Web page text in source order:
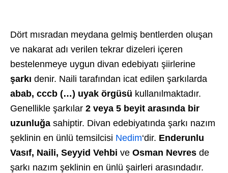
Dört mısradan meydana gelmiş bentlerden oluşan
ve nakarat adı verilen tekrar dizeleri içeren
bestelenmeye uygun divan edebiyatı şiirlerine
şarkı denir. Naili tarafından icat edilen şarkılarda
abab, cccb (…) uyak örgüsü kullanılmaktadır.
Genellikle şarkılar 2 veya 5 beyit arasında bir
uzunluğa sahiptir. Divan edebiyatında şarkı nazım
şeklinin en ünlü temsilcisi Nedim‘dir. Enderunlu
Vasıf, Naili, Seyyid Vehbi ve Osman Nevres de
şarkı nazım şeklinin en ünlü şairleri arasındadır.